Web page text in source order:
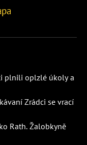
plnili oplzlé úkoly a
Zrádci se vrací
Rath. Žalobkyně